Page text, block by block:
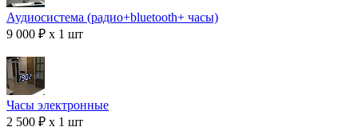
Аудиосистема (радио+bluetooth+ часы)
9 000 ₽ x 1 шт
Часы электронные
2 500 ₽ x 1 шт